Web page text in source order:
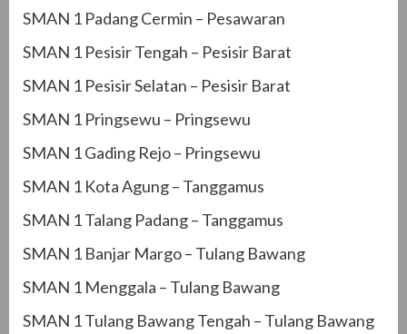
SMAN 1 Padang Cermin – Pesawaran
SMAN 1 Pesisir Tengah – Pesisir Barat
SMAN 1 Pesisir Selatan – Pesisir Barat
SMAN 1 Pringsewu – Pringsewu
SMAN 1 Gading Rejo – Pringsewu
SMAN 1 Kota Agung – Tanggamus
SMAN 1 Talang Padang – Tanggamus
SMAN 1 Banjar Margo – Tulang Bawang
SMAN 1 Menggala – Tulang Bawang
SMAN 1 Tulang Bawang Tengah – Tulang Bawang